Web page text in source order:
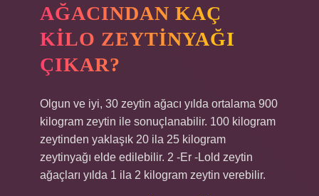
AĞACINDAN KAÇ
KILO ZEYTINYAĞI
ÇIKAR?
Olgun ve iyi, 30 zeytin ağacı yılda ortalama 900
kilogram zeytin ile sonuçlanabilir. 100 kilogram
zeytinden yaklaşık 20 ila 25 kilogram
zeytinyağı elde edilebilir. 2 -Er -Lold zeytin
ağaçları yılda 1 ila 2 kilogram zeytin verebilir.